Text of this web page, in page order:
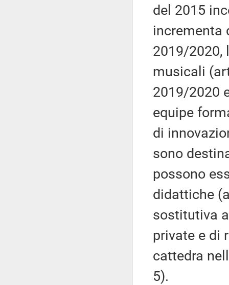
del 2015
incrementa
2019/2020,
musicali
2019/2020
equipe
di
sono
possono
didattiche
sostitutiva
private e di
cattedra
5).